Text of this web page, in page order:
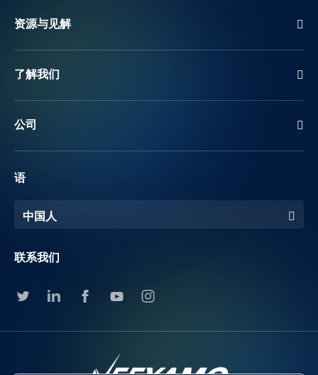
资源与见解
了解我们
公司
语
中国人
联系我们